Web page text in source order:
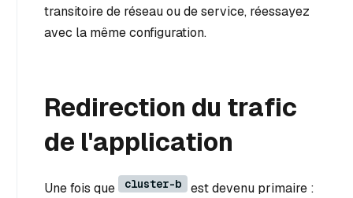
transitoire de réseau ou de service, réessayez
avec la même configuration.
Redirection du trafic
de l'application
Une fois que cluster-b est devenu primaire :